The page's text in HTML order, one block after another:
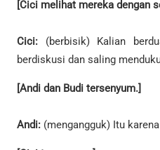
[Cici melihat mereka dengan
Cici: (berbisik) Kalian
berdiskusi dan saling
[Andi dan Budi tersenyum.]
Andi: (mengangguk) Itu